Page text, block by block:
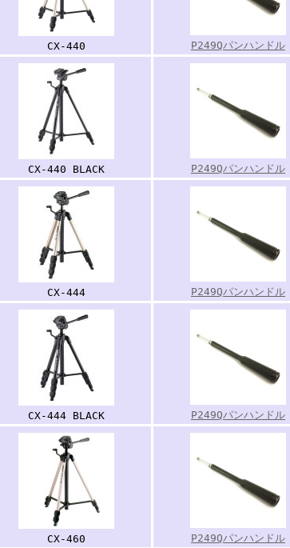
CX-440 P249Qパンハンドル
CX-440 BLACK P249Qパンハンドル
CX-444 P249Qパンハンドル
CX-444 BLACK P249Qパンハンドル
CX-460 P249Qパンハンドル